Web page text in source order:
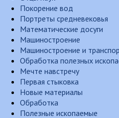
Покорение вод
Портреты средневековья
Математические досуги
Машиностроение
Машиностроение и
Обработка полезных
Мечте навстречу
Первая стыковка
Новые материалы
Обработка
Полезные ископаемые